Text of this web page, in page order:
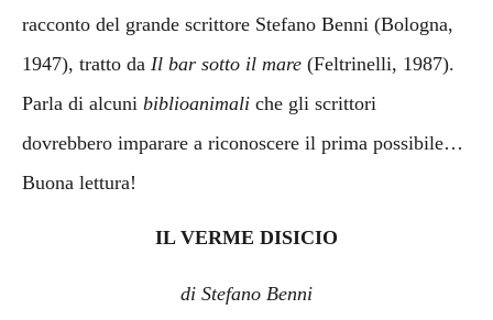
racconto del grande scrittore Stefano Benni (Bologna,
1947), tratto da Il bar sotto il mare (Feltrinelli, 1987).
Parla di alcuni biblioanimali che gli scrittori
dovrebbero imparare a riconoscere il prima possibile…
Buona lettura!
IL VERME DISICIO
di Stefano Benni